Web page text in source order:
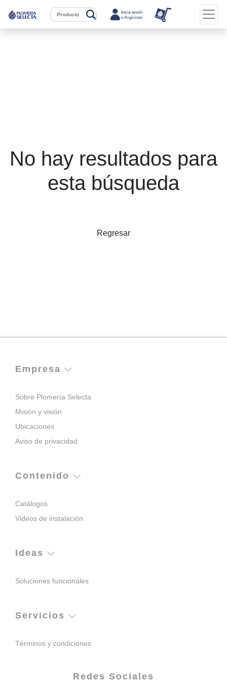
No hay resultados para
esta búsqueda
Regresar
Empresa
Sobre Plomería Selecta
Misión y visión
Ubicaciones
Aviso de privacidad
Contenido
Catálogos
Videos de instalación
Ideas
Soluciones funcionales
Servicios
Términos y condiciones
Redes Sociales